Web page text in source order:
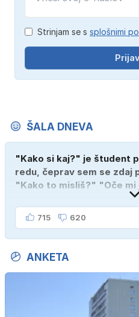
Strinjam se s splošnimi
ŠALA DNEVA
"Kako si kaj?" je študent
redu, čeprav sem se zdaj
"Kako to misliš?" "Oče
715 620
ANKETA